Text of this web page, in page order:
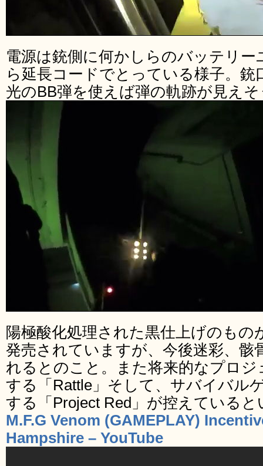
電源は銃側に何かしらのバッテリ
ら延長コードでとっている様子。
光のBB弾を使えば弾の軌跡が見え
陽極酸化処理された黒仕上げのもの
発売されていますが、今後迷彩、骸
れるとのこと。また将来的なプロ
する「Rattle」そして、サバイバル
する「Project Red」が控えている
M.F.G Venom (GAMEPLAY)
Hampshire – YouTube